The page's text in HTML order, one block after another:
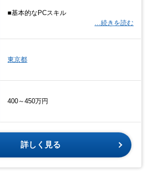
■基本的なPCスキル
…続きを読む
東京都
400～450万円
詳しく見る